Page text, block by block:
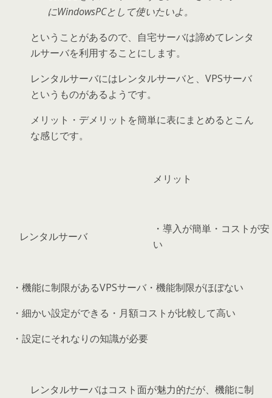
にWindowsPCとして使いたいよ。
ということがあるので、自宅サーバは諦めてレンタ
ルサーバを利用することにします。
レンタルサーバにはレンタルサーバと、VPSサーバ
というものがあるようです。
メリット・デメリットを簡単に表にまとめるとこん
な感じです。
メリット
レンタルサーバ
・導入が簡単・コストが安
い
・機能に制限があるVPSサーバ・機能制限がほぼない
・細かい設定ができる・月額コストが比較して高い
・設定にそれなりの知識が必要
レンタルサーバはコスト面が魅力的だが、機能に制